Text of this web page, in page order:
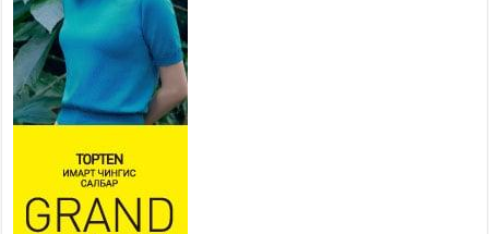
Монгол адууны үнэ цэнийг
дэлхийд сурталчлах “Дэлхийн
адууны өдөр”-т 15000 морьтон
оролцож байна
2026 оны 7 сар 15 / 11 цаг 51 минут
Шагайн харвааны насанд хүрэгчдийн багийн
шилдгүүд шалгарав
2026 оны 7 сар 15 / 11 цаг 45 минут
Үндэсний их баяр наадмын сур харвааны